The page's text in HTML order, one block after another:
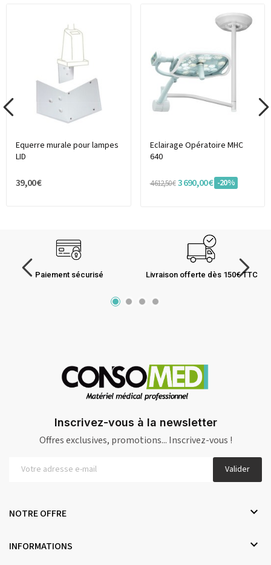
Equerre murale pour lampes
LID
39,00 €
Eclairage Opératoire MHC
640
4 612,50 € 3 690,00 € -20%
Paiement sécurisé Livraison offerte dès 150€ TTC
Inscrivez-vous à la newsletter
Offres exclusives, promotions... Inscrivez-vous !
Valider
NOTRE OFFRE 
INFORMATIONS 